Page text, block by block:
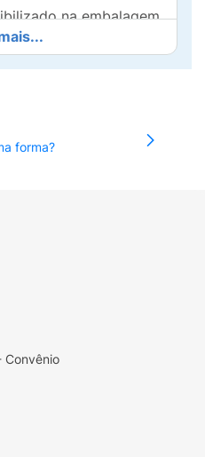
na embalagem
forma?
Convênio